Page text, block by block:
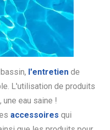
l'entretiende
L'utilisation de produits
eau saine !
accessoires qui